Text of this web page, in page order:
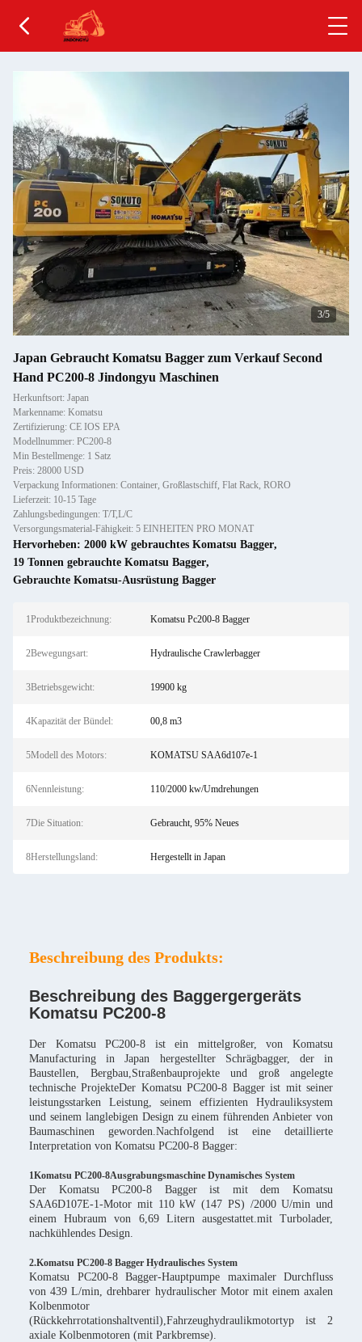
4/5
Japan Gebraucht Komatsu Bagger zum Verkauf Second
Hand PC200-8 Jindongyu Maschinen
Herkunftsort: Japan
Markenname: Komatsu
Zertifizierung: CE IOS EPA
Modellnummer: PC200-8
Min Bestellmenge: 1 Satz
Preis: 28000 USD
Verpackung Informationen: Container, Großlastschiff, Flat Rack, RORO
Lieferzeit: 10-15 Tage
Zahlungsbedingungen: T/T,L/C
Versorgungsmaterial-Fähigkeit: 5 EINHEITEN PRO MONAT
Hervorheben: 2000 kW gebrauchtes Komatsu Bagger,
19 Tonnen gebrauchte Komatsu Bagger,
Gebrauchte Komatsu-Ausrüstung Bagger
1Produktbezeichnung: Komatsu Pc200-8 Bagger
2Bewegungsart: Hydraulische Crawlerbagger
3Betriebsgewicht: 19900 kg
4Kapazität der Bündel: 00,8 m3
5Modell des Motors: KOMATSU SAA6d107e-1
6Nennleistung: 110/2000 kw/Umdrehungen
7Die Situation: Gebraucht, 95% Neues
8Herstellungsland: Hergestellt in Japan
Beschreibung des Produkts:
Beschreibung des Baggergergeräts
Komatsu PC200-8
Der Komatsu PC200-8 ist ein mittelgroßer, von Komatsu
Manufacturing in Japan hergestellter Schrägbagger, der in
Baustellen, Bergbau,Straßenbauprojekte und groß angelegte
technische ProjekteDer Komatsu PC200-8 Bagger ist mit seiner
leistungsstarken Leistung, seinem effizienten Hydrauliksystem
und seinem langlebigen Design zu einem führenden Anbieter von
Baumaschinen geworden.Nachfolgend ist eine detaillierte
Interpretation von Komatsu PC200-8 Bagger:
1Komatsu PC200-8Ausgrabungsmaschine Dynamisches System
Der Komatsu PC200-8 Bagger ist mit dem Komatsu
SAA6D107E-1-Motor mit 110 kW (147 PS) /2000 U/min und
einem Hubraum von 6,69 Litern ausgestattet.mit Turbolader,
nachkühlendes Design.
2.Komatsu PC200-8 Bagger Hydraulisches System
Komatsu PC200-8 Bagger-Hauptpumpe maximaler Durchfluss
von 439 L/min, drehbarer hydraulischer Motor mit einem axalen
Kolbenmotor
(Rückkehrrotationshaltventil),Fahrzeughydraulikmotortyp ist 2
axiale Kolbenmotoren (mit Parkbremse).